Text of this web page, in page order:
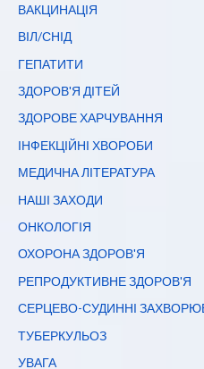
ВАКЦИНАЦІЯ
ВІЛ/СНІД
ГЕПАТИТИ
ЗДОРОВ'Я ДІТЕЙ
ЗДОРОВЕ ХАРЧУВАННЯ
ІНФЕКЦІЙНІ ХВОРОБИ
МЕДИЧНА ЛІТЕРАТУРА
НАШІ ЗАХОДИ
ОНКОЛОГІЯ
ОХОРОНА ЗДОРОВ'Я
РЕПРОДУКТИВНЕ ЗДОРОВ'Я
СЕРЦЕВО-СУДИННІ
ТУБЕРКУЛЬОЗ
УВАГА